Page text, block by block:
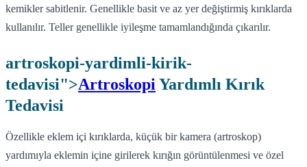
kemikler sabitlenir. Genellikle basit ve az yer değiştirmiş kırıklarda
kullanılır. Teller genellikle iyileşme tamamlandığında çıkarılır.
artroskopi-yardimli-kirik-
tedavisi">Artroskopi Yardımlı Kırık
Tedavisi
Özellikle eklem içi kırıklarda, küçük bir kamera (artroskop)
yardımıyla eklemin içine girilerek kırığın görüntülenmesi ve özel